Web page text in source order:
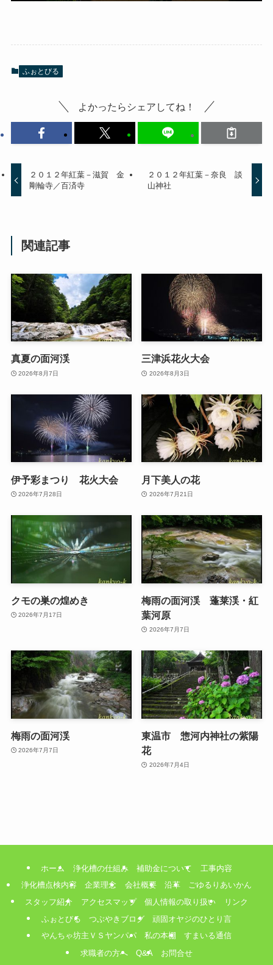
ふぉとびる
よかったらシェアしてね！
２０１２年紅葉－滋賀 金
剛輪寺／百済寺
２０１２年紅葉－奈良 談
山神社
関連記事
真夏の面河渓
2026年8月7日
三津浜花火大会
2026年8月3日
伊予彩まつり 花火大会
2026年7月28日
月下美人の花
2026年7月21日
クモの巣の煌めき
2026年7月17日
梅雨の面河渓 蓬莱渓・紅
葉河原
2026年7月7日
梅雨の面河渓
2026年7月7日
東温市 惣河内神社の紫陽
花
2026年7月4日
ホーム 浄化槽の仕組み 補助金について
工事内容
浄化槽点検内容
企業理念 会社概要 沿革
ごゆるりあいかん
スタッフ紹介
アクセスマップ 個人情報の取り扱い
リンク
ふぉとびる
つぶやきブログ
頑固オヤジのひとり言
やんちゃ坊主ＶＳヤンパパ
私の本棚
すまいる通信
求職者の方へ
Q&A お問合せ